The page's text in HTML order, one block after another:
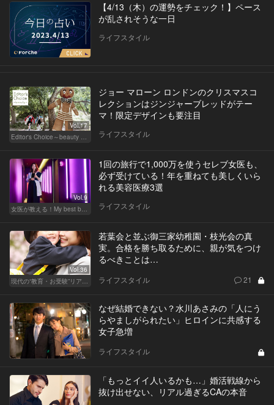
【4/13（木）の運勢をチェック！】ペース
が乱されそうな一日
ライフスタイル
Vol.17
Editor's Choice～beauty & wellness～
ジョー マローン ロンドンのクリスマスコ
レクションはジンジャーブレッドがテー
マ！限定デザインも要注目
ライフスタイル
Vol.9
女医が教える！My best beauty
1回の旅行で1,000万を使うセレブ女医も、
必ず受けている！年を重ねても美しくいら
れる美容医療3選
ライフスタイル
Vol.36
現代の“教育・お受験”リアルドキュメント
若葉会と並ぶ御三家幼稚園・枝光会の真
実。合格を勝ち取るために、親が気をつけ
るべきことは…
ライフスタイル 21
なぜ結婚できない？水川あさみの「人にう
らやましがられたい」ヒロインに共感する
女子急増
ライフスタイル
「もっとイイ人いるかも…」婚活戦線から
抜け出せない、リアル過ぎるCAの本音